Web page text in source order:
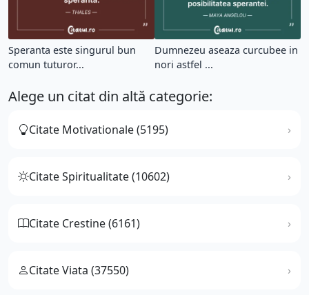
Speranta este singurul bun
comun tuturor...
Dumnezeu aseaza curcubee in
nori astfel ...
Alege un citat din altă categorie:
Citate Motivationale (5195)
Citate Spiritualitate (10602)
Citate Crestine (6161)
Citate Viata (37550)